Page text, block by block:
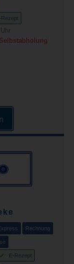
Rezept
Rechnung
E-Rezept